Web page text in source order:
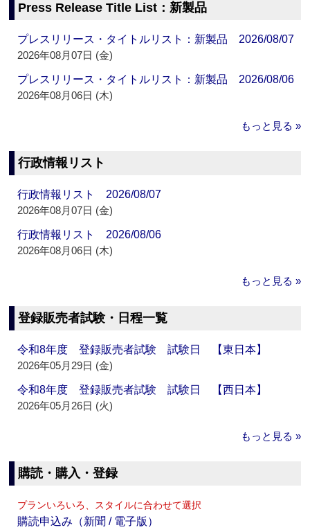
Press Release Title List：新製品
プレスリリース・タイトルリスト：新製品 2026/08/07
2026年08月07日 (金)
プレスリリース・タイトルリスト：新製品 2026/08/06
2026年08月06日 (木)
もっと見る »
行政情報リスト
行政情報リスト 2026/08/07
2026年08月07日 (金)
行政情報リスト 2026/08/06
2026年08月06日 (木)
もっと見る »
登録販売者試験・日程一覧
令和8年度 登録販売者試験 試験日 【東日本】
2026年05月29日 (金)
令和8年度 登録販売者試験 試験日 【西日本】
2026年05月26日 (火)
もっと見る »
購読・購入・登録
プランいろいろ、スタイルに合わせて選択
購読申込み（新聞 / 電子版）